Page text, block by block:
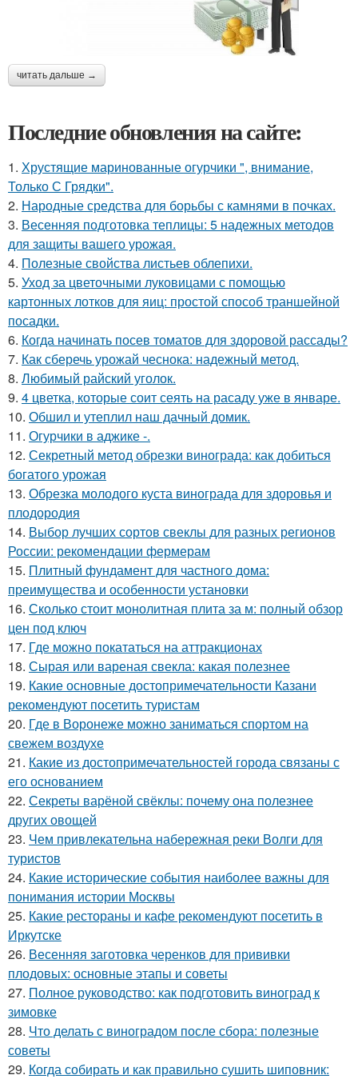
читать дальше →
Последние обновления на сайте:
1. Хрустящие маринованные огурчики ", внимание,
Только С Грядки".
2. Народные средства для борьбы с камнями в почках.
3. Весенняя подготовка теплицы: 5 надежных методов
для защиты вашего урожая.
4. Полезные свойства листьев облепихи.
5. Уход за цветочными луковицами с помощью
картонных лотков для яиц: простой способ траншейной
посадки.
6. Когда начинать посев томатов для здоровой рассады?
7. Как сберечь урожай чеснока: надежный метод.
8. Любимый райский уголок.
9. 4 цветка, которые соит сеять на расаду уже в январе.
10. Обшил и утеплил наш дачный домик.
11. Огурчики в аджике -.
12. Секретный метод обрезки винограда: как добиться
богатого урожая
13. Обрезка молодого куста винограда для здоровья и
плодородия
14. Выбор лучших сортов свеклы для разных регионов
России: рекомендации фермерам
15. Плитный фундамент для частного дома:
преимущества и особенности установки
16. Сколько стоит монолитная плита за м: полный обзор
цен под ключ
17. Где можно покататься на аттракционах
18. Сырая или вареная свекла: какая полезнее
19. Какие основные достопримечательности Казани
рекомендуют посетить туристам
20. Где в Воронеже можно заниматься спортом на
свежем воздухе
21. Какие из достопримечательностей города связаны с
его основанием
22. Секреты варёной свёклы: почему она полезнее
других овощей
23. Чем привлекательна набережная реки Волги для
туристов
24. Какие исторические события наиболее важны для
понимания истории Москвы
25. Какие рестораны и кафе рекомендуют посетить в
Иркутске
26. Весенняя заготовка черенков для прививки
плодовых: основные этапы и советы
27. Полное руководство: как подготовить виноград к
зимовке
28. Что делать с виноградом после сбора: полезные
советы
29. Когда собирать и как правильно сушить шиповник: